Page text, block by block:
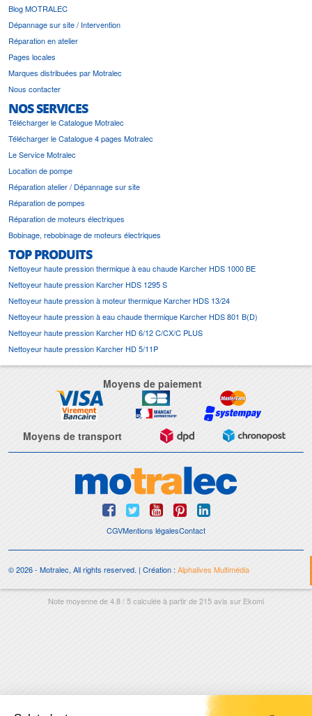
Blog MOTRALEC
Dépannage sur site / Intervention
Réparation en atelier
Pages locales
Marques distribuées par Motralec
Nous contacter
NOS SERVICES
Télécharger le Catalogue Motralec
Télécharger le Catalogue 4 pages Motralec
Le Service Motralec
Location de pompe
Réparation atelier / Dépannage sur site
Réparation de pompes
Réparation de moteurs électriques
Bobinage, rebobinage de moteurs électriques
TOP PRODUITS
Nettoyeur haute pression thermique à eau chaude Karcher HDS 1000 BE
Nettoyeur haute pression Karcher HDS 1295 S
Nettoyeur haute pression à moteur thermique Karcher HDS 13/24
Nettoyeur haute pression à eau chaude thermique Karcher HDS 801 B(D)
Nettoyeur haute pression Karcher HD 6/12 C/CX/C PLUS
Nettoyeur haute pression Karcher HD 5/11P
Moyens de paiement
Moyens de transport
CGVMentions légalesContact
© 2026 - Motralec, All rights reserved. | Création :Alphalives Multimédia
Note moyenne de4.8/5calculée à partir de215avis sur Ekomi